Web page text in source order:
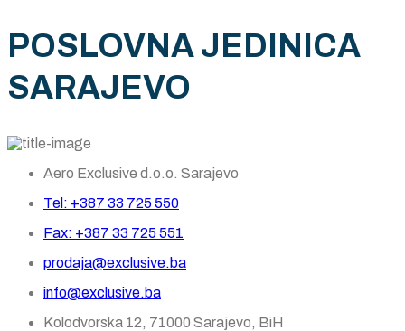
POSLOVNA JEDINICA
SARAJEVO
Aero Exclusive d.o.o. Sarajevo
Tel: +387 33 725 550
Fax: +387 33 725 551
prodaja@exclusive.ba
info@exclusive.ba
Kolodvorska 12, 71000 Sarajevo, BiH